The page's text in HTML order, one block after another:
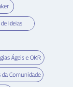
Ideias
Ágeis e OKR
Comunidade